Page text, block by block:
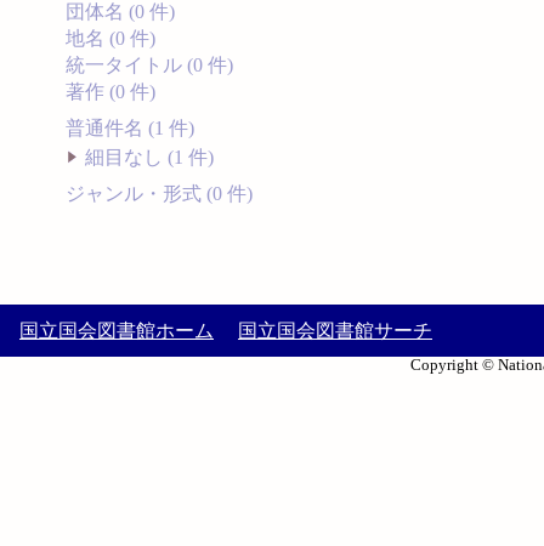
団体名 (0 件)
地名 (0 件)
統一タイトル (0 件)
著作 (0 件)
普通件名 (1 件)
細目なし (1 件)
ジャンル・形式 (0 件)
国立国会図書館ホーム 国立国会図書館サーチ
Copyright ©